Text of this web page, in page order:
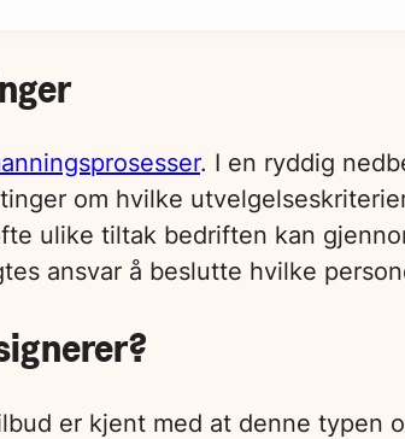
. I en ryddig
om hvilke
ulike tiltak bedriften kan
ansvar å beslutte hvilke
er kjent med at denne typen